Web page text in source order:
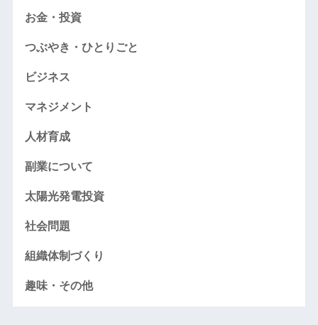
お金・投資
つぶやき・ひとりごと
ビジネス
マネジメント
人材育成
副業について
太陽光発電投資
社会問題
組織体制づくり
趣味・その他